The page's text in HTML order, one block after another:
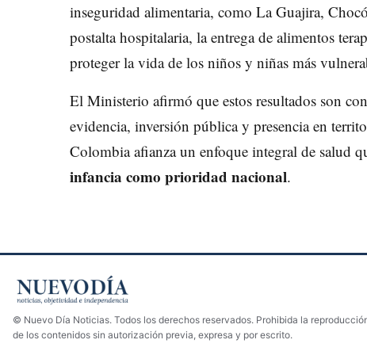
inseguridad alimentaria, como La Guajira,
postalta hospitalaria, la entrega de alimentos
proteger la vida de los niños y niñas más
El Ministerio afirmó que estos resultados son
evidencia, inversión pública y presencia en
Colombia afianza un enfoque integral de salud
infancia como prioridad nacional.
© Nuevo Día Noticias. Todos los derechos reservados. Prohibida la
de los contenidos sin autorización previa, expresa y por escrito.